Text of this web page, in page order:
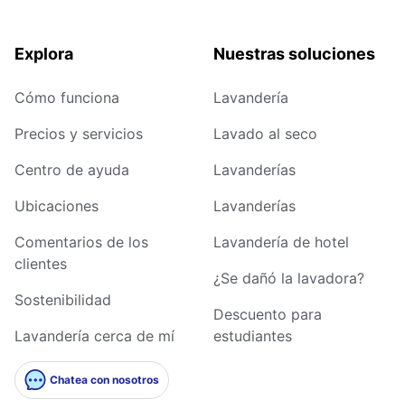
Explora
Cómo funciona
Precios y servicios
Centro de ayuda
Ubicaciones
Comentarios de los
clientes
Sostenibilidad
Lavandería cerca de mí
Chatea con nosotros
Nuestras soluciones
Lavandería
Lavado al seco
Lavanderías
Lavanderías
Lavandería de hotel
¿Se dañó la lavadora?
Descuento para
estudiantes